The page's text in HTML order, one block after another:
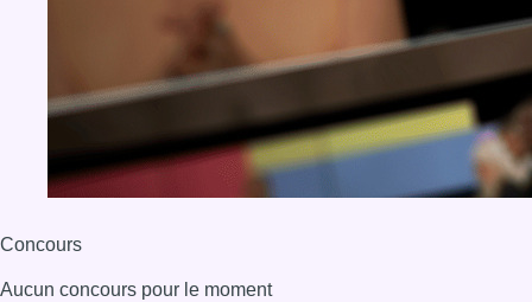
Concours
Aucun concours pour le moment